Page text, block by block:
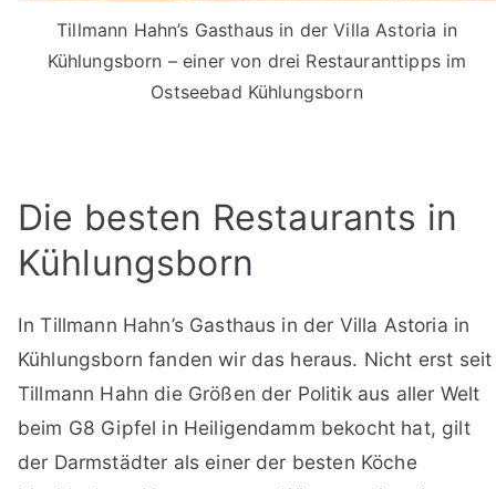
Tillmann Hahn’s Gasthaus in der Villa Astoria in
Kühlungsborn – einer von drei Restauranttipps im
Ostseebad Kühlungsborn
Die besten Restaurants in
Kühlungsborn
In Tillmann Hahn’s Gasthaus in der Villa Astoria in
Kühlungsborn fanden wir das heraus. Nicht erst seit
Tillmann Hahn die Größen der Politik aus aller Welt
beim G8 Gipfel in Heiligendamm bekocht hat, gilt
der Darmstädter als einer der besten Köche